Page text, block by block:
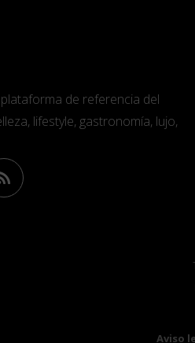
de referencia del
lifestyle, gastronomía, lujo,
Aviso